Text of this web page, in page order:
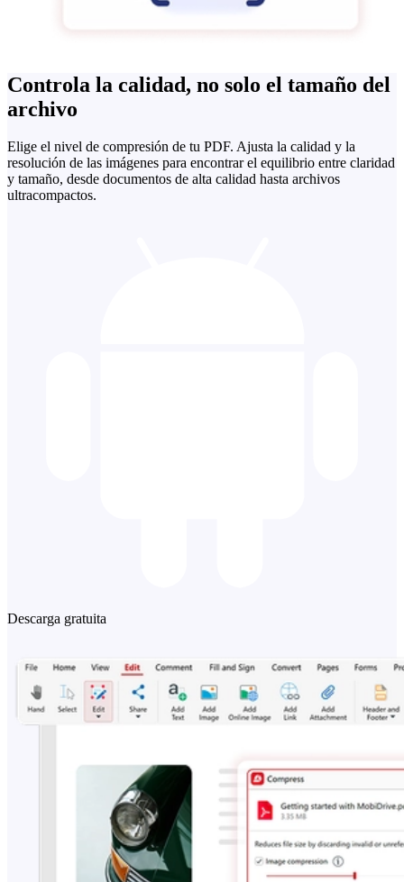
Controla la calidad, no solo el tamaño del
archivo
Elige el nivel de compresión de tu PDF. Ajusta la calidad y la
resolución de las imágenes para encontrar el equilibrio entre claridad
y tamaño, desde documentos de alta calidad hasta archivos
ultracompactos.
Descarga gratuita